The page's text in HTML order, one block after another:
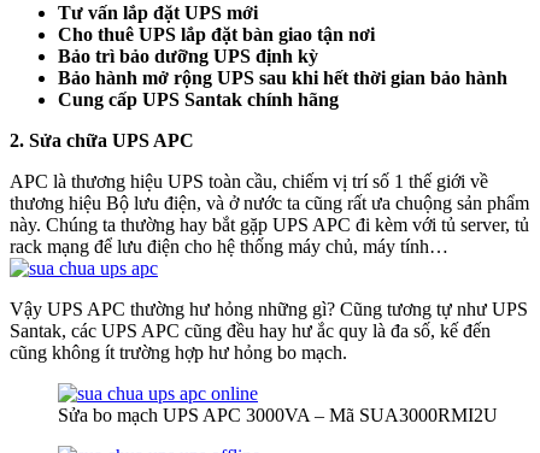
Tư vấn lắp đặt UPS mới
Cho thuê UPS lắp đặt bàn giao tận nơi
Bảo trì bảo dưỡng UPS định kỳ
Bảo hành mở rộng UPS sau khi hết thời gian bảo hành
Cung cấp UPS Santak chính hãng
2. Sửa chữa UPS APC
APC là thương hiệu UPS toàn cầu, chiếm vị trí số 1 thế giới về
thương hiệu Bộ lưu điện, và ở nước ta cũng rất ưa chuộng sản phẩm
này. Chúng ta thường hay bắt gặp UPS APC đi kèm với tủ server, tủ
rack mạng để lưu điện cho hệ thống máy chủ, máy tính…
Vậy UPS APC thường hư hỏng những gì? Cũng tương tự như UPS
Santak, các UPS APC cũng đều hay hư ắc quy là đa số, kế đến
cũng không ít trường hợp hư hỏng bo mạch.
Sửa bo mạch UPS APC 3000VA – Mã SUA3000RMI2U